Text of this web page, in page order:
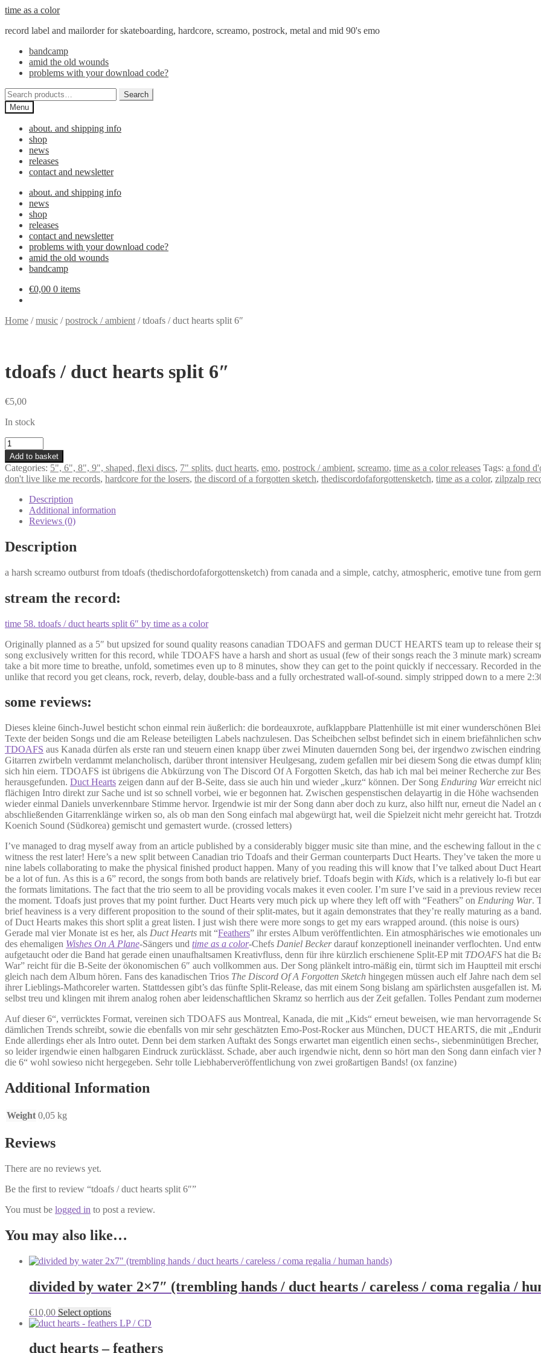
Skip
navigation
Skip
content
time as a color
record label and mailorder for skateboarding, hardcore, screamo, postrock, metal and mid 90's emo
bandcamp
amid the old wounds
problems with your download code?
Search
for:
Search
Menu
about. and shipping info
shop
news
releases
contact and newsletter
about. and shipping info
news
shop
releases
contact and newsletter
problems with your download code?
amid the old wounds
bandcamp
€0,00 0 items
Home /music /postrock / ambient /tdoafs / duct hearts split 6″
tdoafs / duct hearts split 6″
€5,00
In stock
tdoafs
/
duct
hearts
split
quantity
Add to basket
Categories: 5", 6", 8", 9", shaped, flexi discs, 7" splits, duct hearts, emo, postrock / ambient, screamo, time as a color releases Tags: a fond
don't live like me records, hardcore for the losers, the discord of a forgotten sketch, thediscordofaforgottensketch, time as a color, zilpzalp
Description
Additional information
Reviews (0)
Description
a harsh screamo outburst from tdoafs (thedischordofaforgottensketch) from canada and a simple, catchy, atmospheric, emotive tune from
stream the record:
time 58. tdoafs / duct hearts split 6″ by time as a color
Originally planned as a 5″ but upsized for sound quality reasons canadian TDOAFS and german DUCT HEARTS team up to release their
song exclusively written for this record, while TDOAFS have a harsh and short as usual (few of their songs reach the 3 minute mark)
take a bit more time to breathe, unfold, sometimes even up to 8 minutes, show they can get to the point quickly if neccessary. Recorded in
unlike that record you get cleans, rock, reverb, delay, double-bass and a fully orchestrated wall-of-sound. simply stripped down to a mere
some reviews:
Dieses kleine 6inch-Juwel besticht schon einmal rein äußerlich: die bordeauxrote, aufklappbare Plattenhülle ist mit einer wunderschönen
Texte der beiden Songs und die am Release beteiligten Labels nachzulesen. Das Scheibchen selbst befindet sich in einem briefähnlichen
TDOAFS aus Kanada dürfen als erste ran und steuern einen knapp über zwei Minuten dauernden Song bei, der irgendwo zwischen
Gitarren zwirbeln verdammt melancholisch, darüber thront intensiver Heulgesang, zudem gefallen mir bei diesem Song die etwas dumpf
sich hin eiern. TDOAFS ist übrigens die Abkürzung von The Discord Of A Forgotten Sketch, das hab ich mal bei meiner Recherche zur
herausgefunden. Duct Hearts zeigen dann auf der B-Seite, dass sie auch hin und wieder „kurz“ können. Der Song Enduring Warerreicht
flächigen Intro direkt zur Sache und ist so schnell vorbei, wie er begonnen hat. Zwischen gespenstischen delayartig in die Höhe
wieder einmal Daniels unverkennbare Stimme hervor. Irgendwie ist mir der Song dann aber doch zu kurz, also hilft nur, erneut die Nadel
abschließenden Gitarrenklänge wirken so, als ob man den Song einfach mal abgewürgt hat, weil die Spielzeit nicht mehr gereicht hat.
Koenich Sound (Südkorea) gemischt und gemastert wurde. (crossed letters)
I’ve managed to drag myself away from an article published by a considerably bigger music site than mine, and the eschewing fallout in
witness the rest later! Here’s a new split between Canadian trio Tdoafs and their German counterparts Duct Hearts. They’ve taken the
nine labels collaborating to make the physical finished product happen. Many of you reading this will know that I’ve talked about Duct
be a lot of fun. As this is a 6” record, the songs from both bands are relatively brief. Tdoafs begin with Kids, which is a relatively lo-fi but
the formats limitations. The fact that the trio seem to all be providing vocals makes it even cooler. I’m sure I’ve said in a previous review
the moment. Tdoafs just proves that my point further. Duct Hearts very much pick up where they left off with “Feathers” on Enduring War.
brief heaviness is a very different proposition to the sound of their split-mates, but it again demonstrates that they’re really maturing as a
of Duct Hearts makes this short split a great listen. I just wish there were more songs to get my ears wrapped around. (this noise is ours)
Gerade mal vier Monate ist es her, als Duct Hearts mit “Feathers” ihr erstes Album veröffentlichten. Ein atmosphärisches wie emotionales
des ehemaligen Wishes On A Plane-Sängers und time as a color-Chefs Daniel Beckerdarauf konzeptionell ineinander verflochten. Und
aufgetaucht oder die Band hat gerade einen unaufhaltsamen Kreativfluss, denn für ihre kürzlich erschienene Split-EP mit TDOAFS hat die
War” reicht für die B-Seite der ökonomischen 6″ auch vollkommen aus. Der Song plänkelt intro-mäßig ein, türmt sich im Hauptteil mit
gleich nach dem Album hören. Fans des kanadischen Trios The Discord Of A Forgotten Sketch hingegen müssen auch elf Jahre nach dem
ihrer Lieblings-Mathcoreler warten. Stattdessen gibt’s das fünfte Split-Release, das mit einem Song bislang am spärlichsten ausgefallen ist.
selbst treu und klingen mit ihrem analog rohen aber leidenschaftlichen Skramz so herrlich aus der Zeit gefallen. Tolles Pendant zum
Auf dieser 6“, verrücktes Format, vereinen sich TDOAFS aus Montreal, Kanada, die mit „Kids“ erneut beweisen, wie man hervorragende
dämlichen Trends schreibt, sowie die ebenfalls von mir sehr geschätzten Emo-Post-Rocker aus München, DUCT HEARTS, die mit
Ende allerdings eher als Intro outet. Denn bei dem starken Auftakt des Songs erwartet man eigentlich einen sechs-, siebenminütigen
so leider irgendwie einen halbgaren Eindruck zurücklässt. Schade, aber auch irgendwie nicht, denn so hört man den Song dann einfach
die 6“ wohl sowieso nicht hergegeben. Sehr tolle Liebhaberveröffentlichung von zwei großartigen Bands! (ox fanzine)
Additional Information
Weight 0,05 kg
Reviews
There are no reviews yet.
Be the first to review “tdoafs / duct hearts split 6″”
You must be logged in to post a review.
You may also like…
divided by water 2×7″ (trembling hands / duct hearts / careless / coma regalia /
€10,00 Select optionsThis
product
multiple
duct hearts – feathers